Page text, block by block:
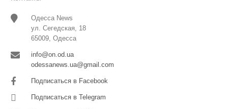
Одесса News
ул. Сегедская, 18
65009, Одесса
info@on.od.ua
odessanews.ua@gmail.com
Подписаться в Facebook
Подписаться в Telegram